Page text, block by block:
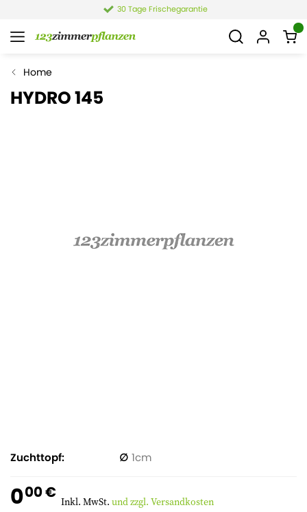
30 Tage Frischegarantie
Home
HYDRO 145
Zuchttopf 1
000 € Inkl. MwSt. und zzgl. Versandkosten